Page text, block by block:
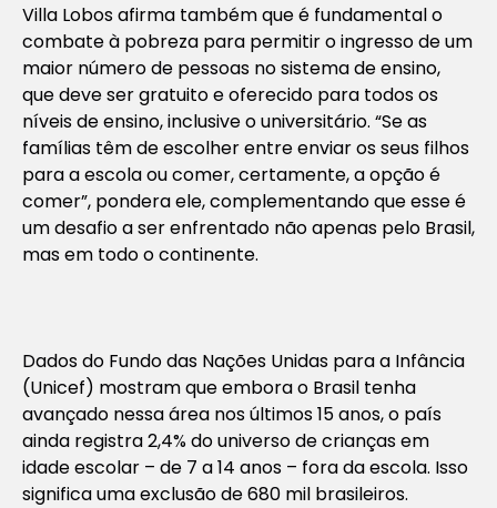
Villa Lobos afirma também que é fundamental o
combate à pobreza para permitir o ingresso de um
maior número de pessoas no sistema de ensino,
que deve ser gratuito e oferecido para todos os
níveis de ensino, inclusive o universitário. “Se as
famílias têm de escolher entre enviar os seus filhos
para a escola ou comer, certamente, a opção é
comer”, pondera ele, complementando que esse é
um desafio a ser enfrentado não apenas pelo Brasil,
mas em todo o continente.
Dados do Fundo das Nações Unidas para a Infância
(Unicef) mostram que embora o Brasil tenha
avançado nessa área nos últimos 15 anos, o país
ainda registra 2,4% do universo de crianças em
idade escolar – de 7 a 14 anos – fora da escola. Isso
significa uma exclusão de 680 mil brasileiros.